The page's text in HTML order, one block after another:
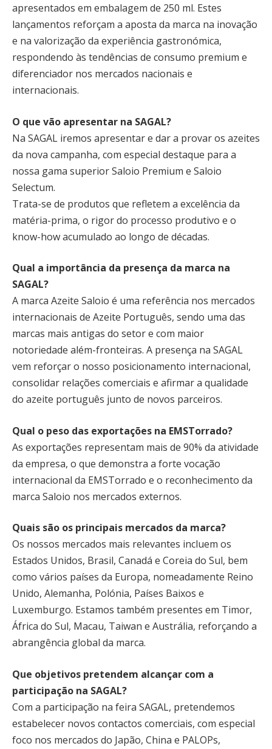
apresentados em embalagem de 250 ml. Estes
lançamentos reforçam a aposta da marca na inovação
e na valorização da experiência gastronómica,
respondendo às tendências de consumo premium e
diferenciador nos mercados nacionais e
internacionais.
O que vão apresentar na SAGAL?
Na SAGAL iremos apresentar e dar a provar os azeites
da nova campanha, com especial destaque para a
nossa gama superior Saloio Premium e Saloio
Selectum.
Trata-se de produtos que refletem a excelência da
matéria-prima, o rigor do processo produtivo e o
know-how acumulado ao longo de décadas.
Qual a importância da presença da marca na
SAGAL?
A marca Azeite Saloio é uma referência nos mercados
internacionais de Azeite Português, sendo uma das
marcas mais antigas do setor e com maior
notoriedade além-fronteiras. A presença na SAGAL
vem reforçar o nosso posicionamento internacional,
consolidar relações comerciais e afirmar a qualidade
do azeite português junto de novos parceiros.
Qual o peso das exportações na EMSTorrado?
As exportações representam mais de 90% da atividade
da empresa, o que demonstra a forte vocação
internacional da EMSTorrado e o reconhecimento da
marca Saloio nos mercados externos.
Quais são os principais mercados da marca?
Os nossos mercados mais relevantes incluem os
Estados Unidos, Brasil, Canadá e Coreia do Sul, bem
como vários países da Europa, nomeadamente Reino
Unido, Alemanha, Polónia, Países Baixos e
Luxemburgo. Estamos também presentes em Timor,
África do Sul, Macau, Taiwan e Austrália, reforçando a
abrangência global da marca.
Que objetivos pretendem alcançar com a
participação na SAGAL?
Com a participação na feira SAGAL, pretendemos
estabelecer novos contactos comerciais, com especial
foco nos mercados do Japão, China e PALOPs,